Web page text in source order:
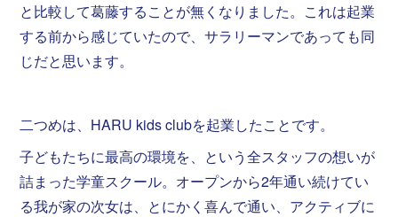
と比較して葛藤することが無くなりました。これは起業
する前から感じていたので、サラリーマンであっても同
じだと思います。
二つめは、HARU kids clubを起業したことです。
子どもたちに最高の環境を、という全スタッフの想いが
詰まった学童スクール。オープンから2年通い続けてい
る我が家の次女は、とにかく喜んで通い、アクティブに